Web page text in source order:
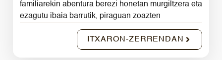
familiarekin abentura berezi honetan murgiltzera eta
ezagutu ibaia barrutik, piraguan zoazten
ITXARON-ZERRENDAN